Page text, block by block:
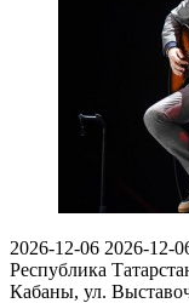
2026-12-06 2026-12-
Республика
Кабаны, ул.